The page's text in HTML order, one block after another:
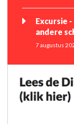
Excursie
andere
7 augustus